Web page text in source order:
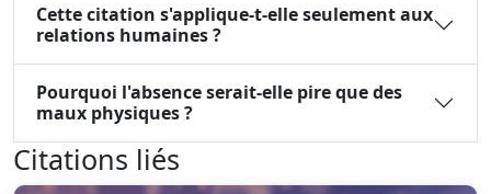
Cette citation s'applique-t-elle seulement aux
relations humaines ?
Pourquoi l'absence serait-elle pire que des
maux physiques ?
Citations liés